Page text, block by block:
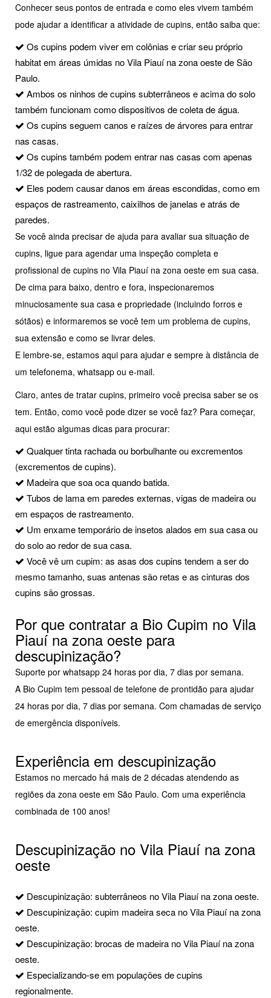
Conhecer seus pontos de entrada e como eles vivem também
pode ajudar a identificar a atividade de cupins, então saiba que:
Os cupins podem viver em colônias e criar seu próprio
habitat em áreas úmidas no Vila Piauí na zona oeste de São
Paulo.
Ambos os ninhos de cupins subterrâneos e acima do solo
também funcionam como dispositivos de coleta de água.
Os cupins seguem canos e raízes de árvores para entrar
nas casas.
Os cupins também podem entrar nas casas com apenas
1/32 de polegada de abertura.
Eles podem causar danos em áreas escondidas, como em
espaços de rastreamento, caixilhos de janelas e atrás de
paredes.
Se você ainda precisar de ajuda para avaliar sua situação de
cupins, ligue para agendar uma inspeção completa e
profissional de cupins no Vila Piauí na zona oeste em sua casa.
De cima para baixo, dentro e fora, inspecionaremos
minuciosamente sua casa e propriedade (incluindo forros e
sótãos) e informaremos se você tem um problema de cupins,
sua extensão e como se livrar deles.
E lembre-se, estamos aqui para ajudar e sempre à distância de
um telefonema, whatsapp ou e-mail.
Claro, antes de tratar cupins, primeiro você precisa saber se os
tem. Então, como você pode dizer se você faz? Para começar,
aqui estão algumas dicas para procurar:
Qualquer tinta rachada ou borbulhante ou excrementos
(excrementos de cupins).
Madeira que soa oca quando batida.
Tubos de lama em paredes externas, vigas de madeira ou
em espaços de rastreamento.
Um enxame temporário de insetos alados em sua casa ou
do solo ao redor de sua casa.
Você vê um cupim: as asas dos cupins tendem a ser do
mesmo tamanho, suas antenas são retas e as cinturas dos
cupins são grossas.
Por que contratar a Bio Cupim no Vila
Piauí na zona oeste para
descupinização?
Suporte por whatsapp 24 horas por dia, 7 dias por semana.
A Bio Cupim tem pessoal de telefone de prontidão para ajudar
24 horas por dia, 7 dias por semana. Com chamadas de serviço
de emergência disponíveis.
Experiência em descupinização
Estamos no mercado há mais de 2 décadas atendendo as
regiões da zona oeste em São Paulo. Com uma experiência
combinada de 100 anos!
Descupinização no Vila Piauí na zona
oeste
Descupinização: subterrâneos no Vila Piauí na zona oeste.
Descupinização: cupim madeira seca no Vila Piauí na zona
oeste.
Descupinização: brocas de madeira no Vila Piauí na zona
oeste.
Especializando-se em populações de cupins
regionalmente.